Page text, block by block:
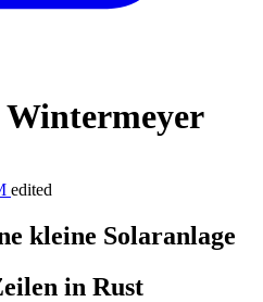
Wintermeyer
edited
kleine Solaranlage
in Rust